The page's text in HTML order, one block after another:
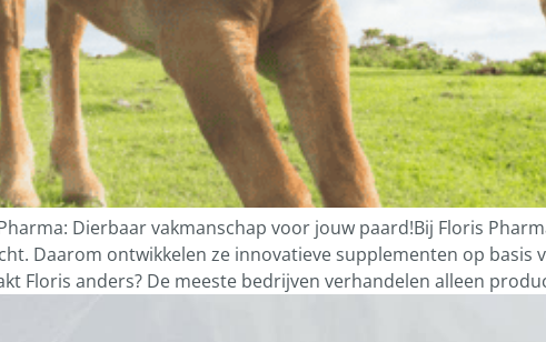
Dierbaar vakmanschap voor jouw paard!Bij Floris
Daarom ontwikkelen ze innovatieve supplementen op basis
Floris anders? De meeste bedrijven verhandelen alleen